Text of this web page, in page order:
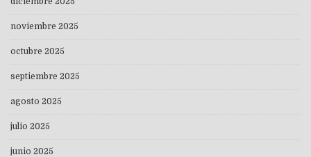
noviembre 2025
octubre 2025
septiembre 2025
agosto 2025
julio 2025
junio 2025